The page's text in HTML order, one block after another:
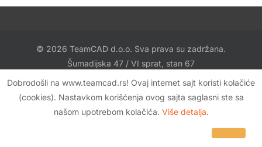
© 2026 TeamCAD d.o.o. Sva prava su zadržana.
Šumadijska 47 / VI sprat, stan 67
11080 Zemun, Srbija
office@TeamCAD.rs
Dobrodošli na www.teamcad.rs! Ovaj internet sajt koristi kolačiće
(cookies). Nastavkom korišćenja ovog sajta saglasni ste sa
našom upotrebom kolačića. Više detalja.